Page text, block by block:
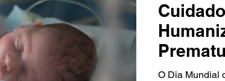
O Dia Mundial